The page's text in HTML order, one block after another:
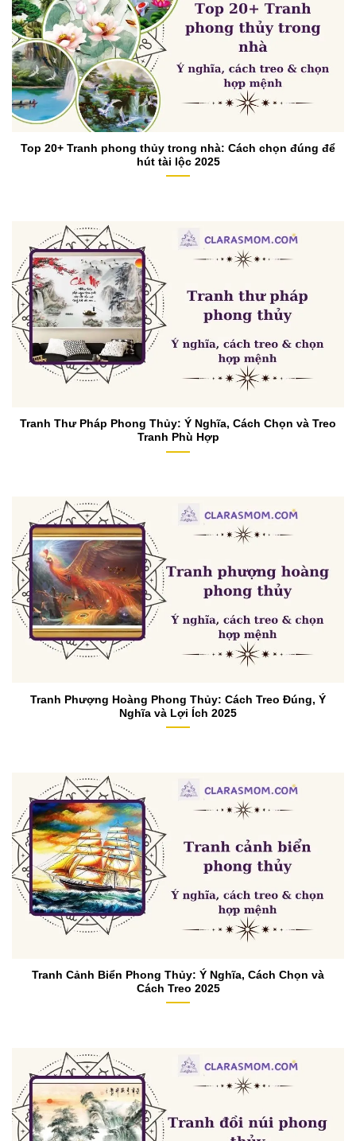
Top 20+ Tranh phong thủy trong nhà: Cách chọn đúng để
hút tài lộc 2025
Tranh Thư Pháp Phong Thủy: Ý Nghĩa, Cách Chọn và Treo
Tranh Phù Hợp
Tranh Phượng Hoàng Phong Thủy: Cách Treo Đúng, Ý
Nghĩa và Lợi Ích 2025
Tranh Cảnh Biển Phong Thủy: Ý Nghĩa, Cách Chọn và
Cách Treo 2025